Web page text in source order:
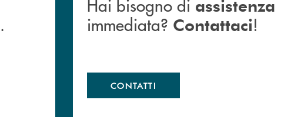
.
Hai bisogno di assistenza
immediata? Contattaci!
CONTATTI